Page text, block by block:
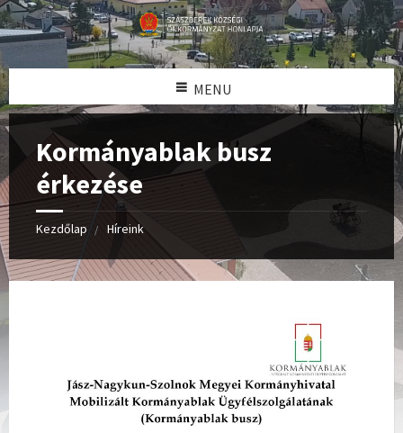
MENU
Kormányablak busz
érkezése
Kezdőlap Híreink